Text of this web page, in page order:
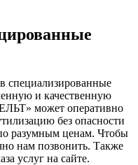
специализированные
и качественную
может оперативно
без опасности
разумным ценам. Чтобы
нам позвонить. Также
услуг на сайте.